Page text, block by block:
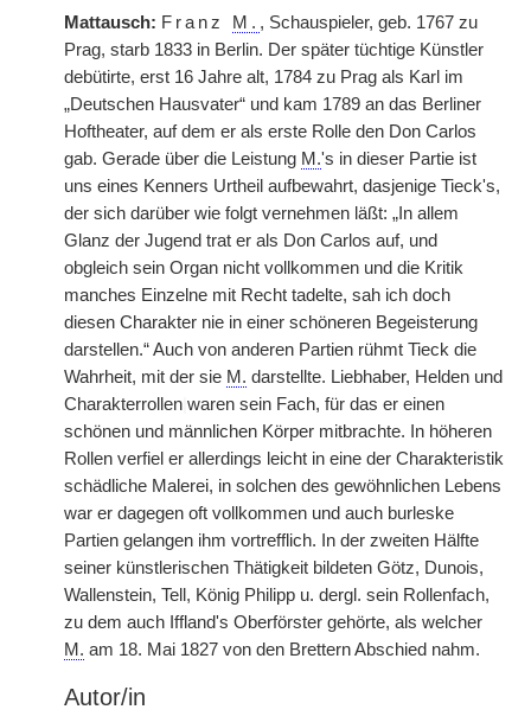
Mattausch: Franz M. , Schauspieler, geb. 1767 zu
Prag, starb 1833 in Berlin. Der später tüchtige Künstler
debütirte, erst 16 Jahre alt, 1784 zu Prag als Karl im
„Deutschen Hausvater“ und kam 1789 an das Berliner
Hoftheater, auf dem er als erste Rolle den Don Carlos
gab. Gerade über die Leistung M.'s in dieser Partie ist
uns eines Kenners Urtheil aufbewahrt, dasjenige Tieck's,
der sich darüber wie folgt vernehmen läßt: „In allem
Glanz der Jugend trat er als Don Carlos auf, und
obgleich sein Organ nicht vollkommen und die Kritik
manches Einzelne mit Recht tadelte, sah ich doch
diesen Charakter nie in einer schöneren Begeisterung
darstellen.“ Auch von anderen Partien rühmt Tieck die
Wahrheit, mit der sie M. darstellte. Liebhaber, Helden und
Charakterrollen waren sein Fach, für das er einen
schönen und männlichen Körper mitbrachte. In höheren
Rollen verfiel er allerdings leicht in eine der Charakteristik
schädliche Malerei, in solchen des gewöhnlichen Lebens
war er dagegen oft vollkommen und auch burleske
Partien gelangen ihm vortrefflich. In der zweiten Hälfte
seiner künstlerischen Thätigkeit bildeten Götz, Dunois,
Wallenstein, Tell, König Philipp u. dergl. sein Rollenfach,
zu dem auch Iffland's Oberförster gehörte, als welcher
M. am 18. Mai 1827 von den Brettern Abschied nahm.
Autor/in